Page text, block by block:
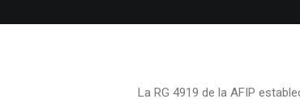
La RG 4919 de la AFIP